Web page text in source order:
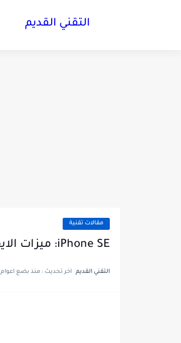
التقني القديم
مقالات تقنية
iPhone SE: ميزات الايفون الرخيص مع الأداء العالي
التقني القديم اخر تحديث : منذ بضع اعوام